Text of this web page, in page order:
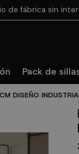
de fábrica sin
Pack de
DISEÑO